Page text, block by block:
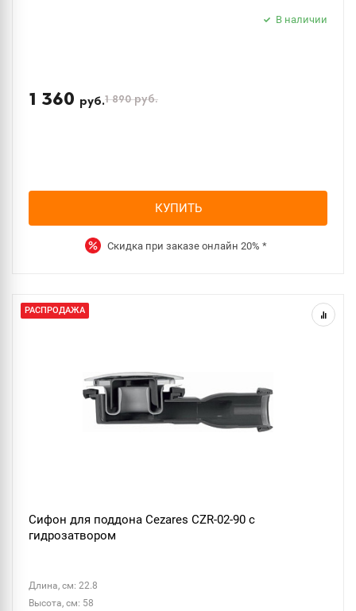
В наличии
1 360 руб.1 890руб.
КУПИТЬ
Скидка при заказе онлайн 20% *
РАСПРОДАЖА
Сифон для поддона Cezares CZR-02-90 с
гидрозатвором
Длина, см: 22.8
Высота, см: 58